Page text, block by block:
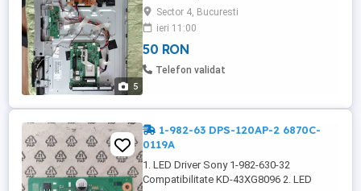
5
lumina(backlights) defecta (se aprinde se
aude si daca te uiti cu atentie se si vede
imaginea doar ca nu merg ledurile de
luminat). Mai sunt disponibile: - Power
button board =50lei - Piciore sustinere TV
Sector 4, Bucuresti
ieri 11:00
50 RON
Telefon validat
1-982-63 DPS-120AP-2 6870C-
0119A
1. LED Driver Sony 1-982-630-32
Compatibilitate KD-43XG8096 2. LED